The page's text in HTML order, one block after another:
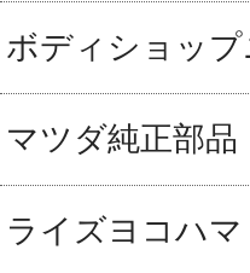
ボディショッ
マツダ純正部品
ライズヨコハマ